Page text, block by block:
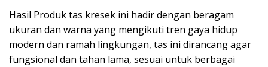
Hasil Produk tas kresek ini hadir dengan beragam
ukuran dan warna yang mengikuti tren gaya hidup
modern dan ramah lingkungan, tas ini dirancang agar
fungsional dan tahan lama, sesuai untuk berbagai